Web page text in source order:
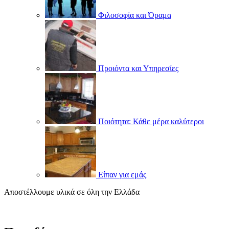
Φιλοσοφία και Όραμα
Προιόντα και Υπηρεσίες
Ποιότητα: Κάθε μέρα καλύτεροι
Είπαν για εμάς
Αποστέλλουμε υλικά σε όλη την Ελλάδα